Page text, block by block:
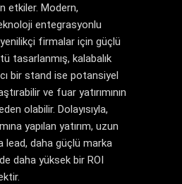
etkiler. Modern,
entegrasyonlu
firmalar için güçlü
tasarlanmış, kalabalık
bir stand ise potansiyel
ve fuar yatırımının
olabilir. Dolayısıyla,
yapılan yatırım, uzun
lead, daha güçlü marka
daha yüksek bir ROI